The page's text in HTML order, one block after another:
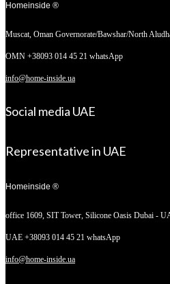
Homeinside ®
Muscat, Oman Governorate/Bawshar/North
OMN +38093 014 45 21 whatsApp
info@home-inside.ua
Social media UAE
Representative in UAE
Homeinside ®
office 1609, SIT Tower, Silicone Oasis Dubai -
UAE +38093 014 45 21 whatsApp
info@home-inside.ua